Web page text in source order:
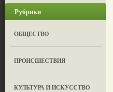
Рубрики
ОБЩЕСТВО
ПРОИСШЕСТВИЯ
КУЛЬТУРА И ИСКУССТВО